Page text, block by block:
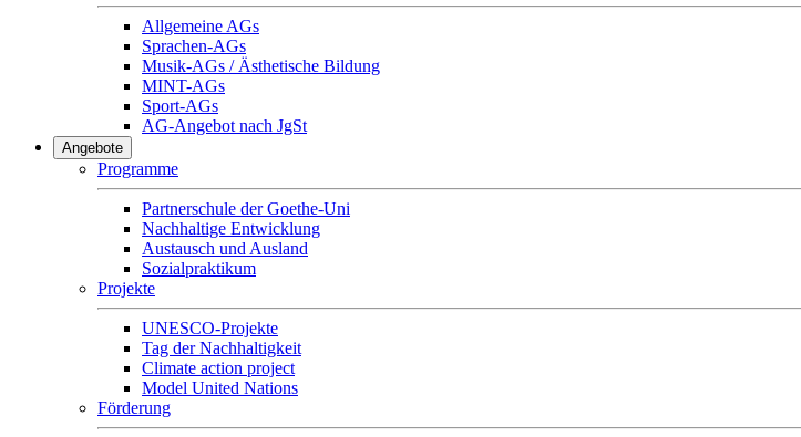
Allgemeine AGs
Sprachen-AGs
Musik-AGs / Ästhetische Bildung
MINT-AGs
Sport-AGs
AG-Angebot nach JgSt
Angebote
Programme
Partnerschule der Goethe-Uni
Nachhaltige Entwicklung
Austausch und Ausland
Sozialpraktikum
Projekte
UNESCO-Projekte
Tag der Nachhaltigkeit
Climate action project
Model United Nations
Förderung